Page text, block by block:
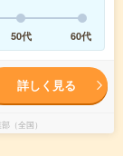
50代 60代
詳しく見る
（全国）